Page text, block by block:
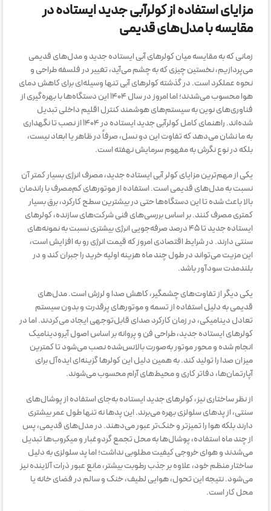
مزایای استفاده از کولرآبی جدید ایستاده در
مقایسه با مدل‌های قدیمی
زمانی که به مقایسه میان کولرهای آبی ایستاده جدید و مدل‌های قدیمی
می‌پردازیم، نخستین چیزی که به چشم می‌آید، تغییر در فلسفه طراحی و
نحوه عملکرد است. در گذشته کولرهای آبی تنها وسیله‌ای برای کاهش دمای
هوا محسوب می‌شدند؛ اما امروز در سال ۱۴۰۴ این دستگاه‌ها با بهره‌گیری از
فناوری‌های نوین به سیستم‌های هوشمند کنترل اقلیم داخلی تبدیل
شده‌اند. راهنمای کامل کولرآبی جدید ایستاده در ۱۴۰۴ از نصب تا نگهداری
به ما نشان می‌دهد که تفاوت این دو نسل، صرفاً در ظاهر یا ابعاد نیست،
بلکه در نوع نگرش به مفهوم سرمایش نهفته است.
یکی از مهم‌ترین مزایای کولر آبی ایستاده جدید، مصرف انرژی بسیار کمتر آن
نسبت به مدل‌های قدیمی است. استفاده از موتورهای کم‌مصرف با راندمان
بالا باعث شده تا این دستگاه‌ها حتی در بیشترین سطح کارکرد، برق بسیار
کمتری مصرف کنند. بر اساس بررسی‌های فنی شرکت‌های سازنده، کولرهای
ایستاده جدید تا ۴۵ درصد صرفه‌جویی انرژی بیشتری نسبت به نمونه‌های
سنتی دارند. در شرایط اقتصادی امروز که قیمت انرژی رو به افزایش است،
این مزیت می‌تواند در طول چند ماه هزینه اولیه خرید را جبران کند و در
بلندمدت سودآور باشد.
یکی دیگر از تفاوت‌های چشمگیر، کاهش صدا و لرزش است. مدل‌های
قدیمی به دلیل استفاده از تسمه و موتورهای پرقدرت و بدون سیستم
تعادل دینامیکی، در زمان کارکرد صدای قابل‌توجهی ایجاد می‌کردند. اما در
کولرهای ایستاده جدید، طراحی فن و پروانه بر اساس اصول آیرودینامیک
انجام شده و محور موتور به‌صورت بالانس‌شده نصب می‌شود تا کمترین
میزان صدا را تولید کند. به همین دلیل این کولرها گزینه‌ای ایده‌آل برای
آپارتمان‌ها، دفاتر کاری و محیط‌های آرام محسوب می‌شوند.
از نظر ساختاری نیز، کولرهای جدید ایستاده به‌جای استفاده از پوشال‌های
سنتی، از پدهای سلولزی بهره می‌برند. این پدها نه تنها طول عمر بیشتری
دارند بلکه هوا را تمیزتر و خنک‌تر عبور می‌دهند. در مدل‌های قدیمی، پس
از چند ماه استفاده، پوشال‌ها به محل تجمع گردوغبار و میکروب‌ها تبدیل
می‌شدند و هوای خروجی کیفیت مطلوبی نداشت؛ اما پد سلولزی به دلیل
ساختار منظم خود، علاوه بر جذب رطوبت بیشتر، مانع عبور ذرات آلاینده نیز
می‌شود. نتیجه این تحول، هوایی لطیف، خنک و سالم در فضای خانه یا
محل کار است.